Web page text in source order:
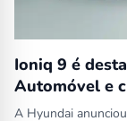
Ioniq 9 é
Automóvel e
A Hyundai